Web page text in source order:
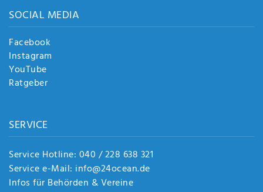
SOCIAL MEDIA
Facebook
Instagram
YouTube
Ratgeber
SERVICE
Service Hotline: 040 / 228 638 321
Service e-Mail: info@24ocean.de
Infos für Behörden & Vereine